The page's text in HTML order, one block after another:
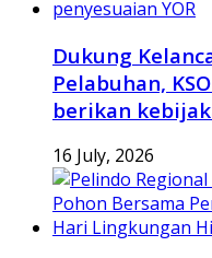
Dukung
Pelabuhan,
berikan
16 July, 2026